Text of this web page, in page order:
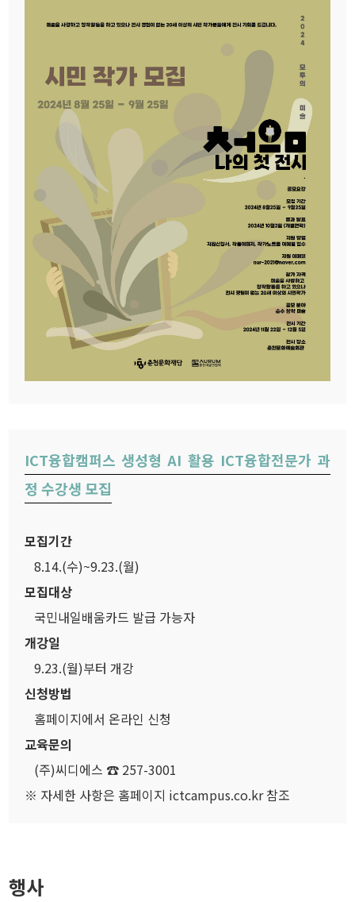
ICT융합캠퍼스 생성형 AI 활용 ICT융합전문가 과
정 수강생 모집
모집기간
8.14.(수)~9.23.(월)
모집대상
국민내일배움카드 발급 가능자
개강일
9.23.(월)부터 개강
신청방법
홈페이지에서 온라인 신청
교육문의
(주)씨디에스 ☎ 257-3001
※ 자세한 사항은 홈페이지 ictcampus.co.kr 참조
행사